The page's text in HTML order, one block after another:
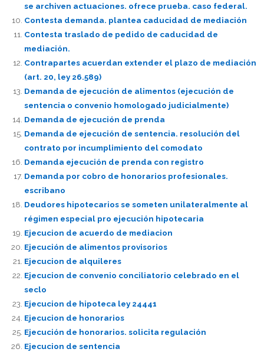
se archiven actuaciones. ofrece prueba. caso federal.
Contesta demanda. plantea caducidad de mediación
Contesta traslado de pedido de caducidad de
mediación.
Contrapartes acuerdan extender el plazo de mediación
(art. 20, ley 26.589)
Demanda de ejecución de alimentos (ejecución de
sentencia o convenio homologado judicialmente)
Demanda de ejecución de prenda
Demanda de ejecución de sentencia. resolución del
contrato por incumplimiento del comodato
Demanda ejecución de prenda con registro
Demanda por cobro de honorarios profesionales.
escribano
Deudores hipotecarios se someten unilateralmente al
régimen especial pro ejecución hipotecaria
Ejecucion de acuerdo de mediacion
Ejecución de alimentos provisorios
Ejecucion de alquileres
Ejecucion de convenio conciliatorio celebrado en el
seclo
Ejecucion de hipoteca ley 24441
Ejecucion de honorarios
Ejecución de honorarios. solicita regulación
Ejecucion de sentencia